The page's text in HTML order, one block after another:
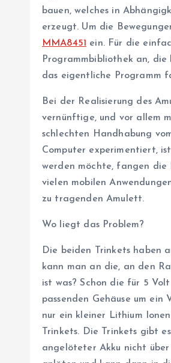
bauen, welches in
erzeugt. Um die
MMA8451 ein. Für die
Programmbibliothek an,
das eigentliche Programm
Bei der Realisierung des
vernünftige, und vor allem
schlechten Handhabung
Computer experimentiert,
werden möchte, fangen die
vielen mobilen
zu tragenden Amulett.
Wo liegt das Problem?
Die beiden Trinkets haben
kann man an die, an den
ist was? Schon die für 5
passenden Gehäuse um
nur ein kleiner Lithium
Trinkets. Die Trinkets gibt
angelöteter Akku nicht über